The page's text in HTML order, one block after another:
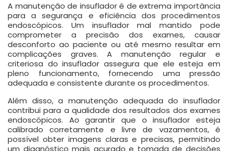
A manutenção de insuflador é de extrema importância
para a segurança e eficiência dos procedimentos
endoscópicos. Um insuflador mal mantido pode
comprometer a precisão dos exames, causar
desconforto ao paciente ou até mesmo resultar em
complicações graves. A manutenção regular e
criteriosa do insuflador assegura que ele esteja em
pleno funcionamento, fornecendo uma pressão
adequada e consistente durante os procedimentos.
Além disso, a manutenção adequada do insuflador
contribui para a qualidade dos resultados dos exames
endoscópicos. Ao garantir que o insuflador esteja
calibrado corretamente e livre de vazamentos, é
possível obter imagens claras e precisas, permitindo
um diagnóstico mais acurado e tomada de decisões